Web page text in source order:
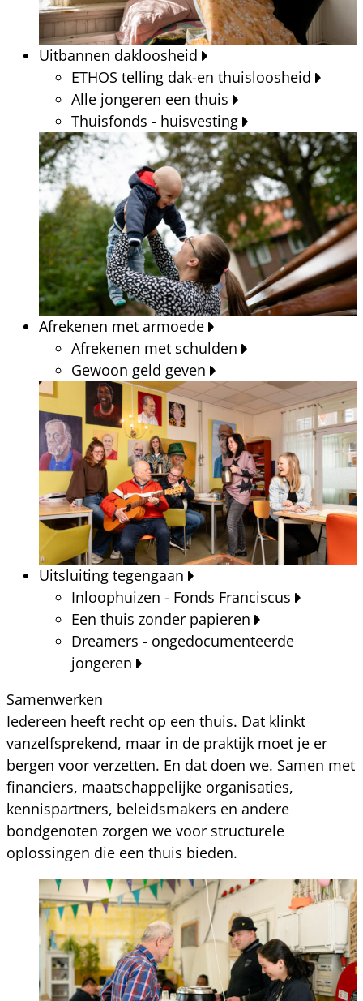
Uitbannen dakloosheid
ETHOS telling dak-en thuisloosheid
Alle jongeren een thuis
Thuisfonds - huisvesting
Afrekenen met armoede
Afrekenen met schulden
Gewoon geld geven
Uitsluiting tegengaan
Inloophuizen - Fonds Franciscus
Een thuis zonder papieren
Dreamers - ongedocumenteerde
jongeren
Samenwerken
Iedereen heeft recht op een thuis. Dat klinkt
vanzelfsprekend, maar in de praktijk moet je er
bergen voor verzetten. En dat doen we. Samen met
financiers, maatschappelijke organisaties,
kennispartners, beleidsmakers en andere
bondgenoten zorgen we voor structurele
oplossingen die een thuis bieden.